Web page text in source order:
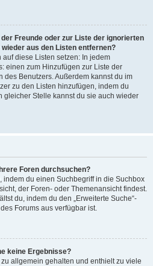
Freunde oder zur Liste der ignorierten
aus den Listen entfernen?
auf diese Listen setzen: In jedem
einen zum Hinzufügen zur Liste der
des Benutzers. Außerdem kannst du im
zu den Listen hinzufügen, indem du
gleicher Stelle kannst du sie auch wieder
Foren durchsuchen?
indem du einen Suchbegriff in die Suchbox
der Foren- oder Themenansicht findest.
du, indem du den „Erweiterte Suche“-
Forums aus verfügbar ist.
keine Ergebnisse?
allgemein gehalten und enthielt zu viele